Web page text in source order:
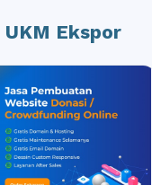
UKM Ekspor